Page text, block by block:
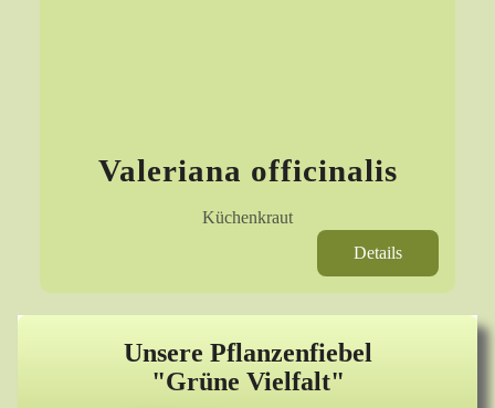
Unsere Pflanzenfiebel
"Grüne Vielfalt"
Valeriana officinalis
Küchenkraut
Details